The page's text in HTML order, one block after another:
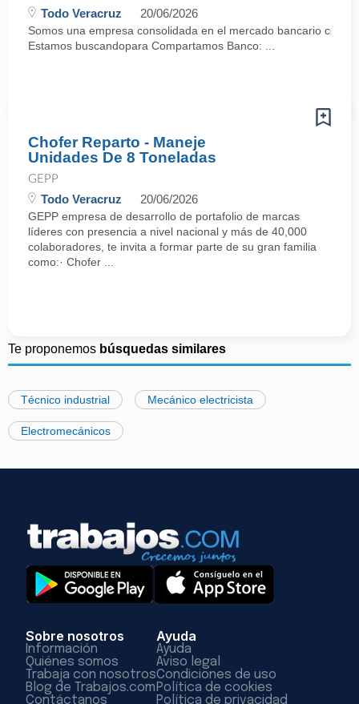
Todo Veracruz 20/06/2026
Somos una empresa consolidada en el mercado bancario con
Estamos buscandopara Compartamos Banco: ...
Chofer Reparto - Maneje
Unidades De 8 Toneladas
GEPP
Todo Veracruz 20/06/2026
GEPP empresa de desarrollo de portafolio de marcas
líderes con presencia a nivel nacional y más de 40,000
colaboradores, te invita a formar parte de su gran familia
como:· Chofer ...
Te proponemos búsquedas similares
Técnico industrial Mecánico electricista
Electromecánicos
Sobre nosotros
Información
Quiénes somos
Trabaja con nosotros
Blog de Trabajos.com
Contáctanos
Ayuda
Ayuda
Aviso legal
Condiciones de uso
Política de cookies
Política de privacidad